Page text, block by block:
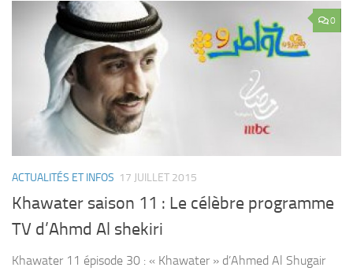
0
ACTUALITÉS ET INFOS 17 JUILLET 2015
Khawater saison 11 : Le célèbre programme
TV d’Ahmd Al shekiri
Khawater 11 épisode 30 : « Khawater » d’Ahmed Al Shugair